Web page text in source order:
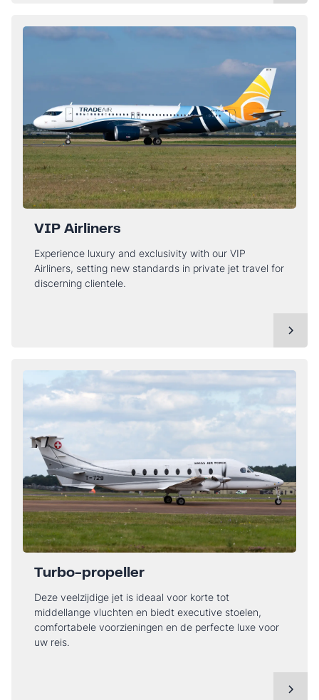
VIP Airliners
Experience luxury and exclusivity with our VIP
Airliners, setting new standards in private jet travel for
discerning clientele.
Turbo-propeller
Deze veelzijdige jet is ideaal voor korte tot
middellange vluchten en biedt executive stoelen,
comfortabele voorzieningen en de perfecte luxe voor
uw reis.